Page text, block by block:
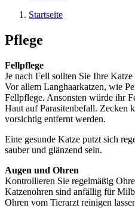
Startseite
Pflege
Fellpflege
Je nach Fell sollten Sie Ihre
Vor allem Langhaarkatzen, wie
Fellpflege. Ansonsten würde ihr
Haut auf Parasitenbefall. Zecken
vorsichtig entfernt werden.
Eine gesunde Katze putzt sich
sauber und glänzend sein.
Augen und Ohren
Kontrollieren Sie regelmäßig
Katzenohren sind anfällig für
Ohren vom Tierarzt reinigen